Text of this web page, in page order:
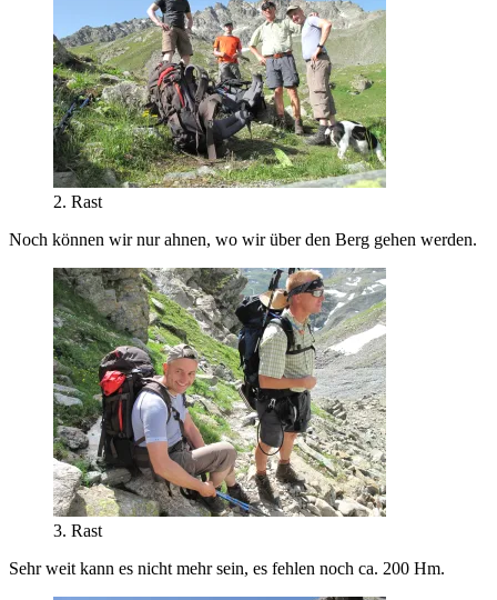
2. Rast
Noch können wir nur ahnen, wo wir über den Berg gehen werden.
3. Rast
Sehr weit kann es nicht mehr sein, es fehlen noch ca. 200 Hm.